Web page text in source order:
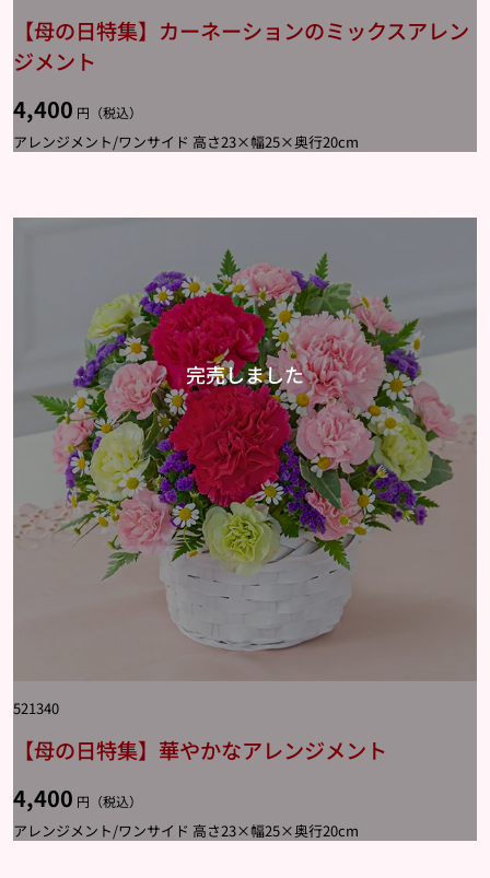
【母の日特集】カーネーションのミックスアレン
ジメント
4,400 円（税込）
アレンジメント/ワンサイド 高さ23×幅25×奥行20cm
521340
【母の日特集】華やかなアレンジメント
4,400 円（税込）
アレンジメント/ワンサイド 高さ23×幅25×奥行20cm